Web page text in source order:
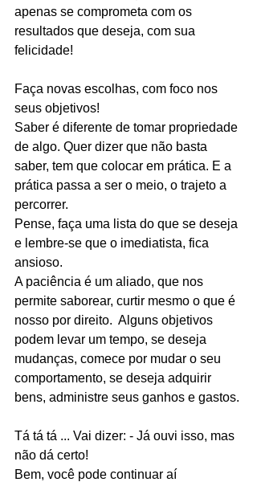
apenas se comprometa com os
resultados que deseja, com sua
felicidade!
Faça novas escolhas, com foco nos
seus objetivos!
Saber é diferente de tomar propriedade
de algo. Quer dizer que não basta
saber, tem que colocar em prática. E a
prática passa a ser o meio, o trajeto a
percorrer.
Pense, faça uma lista do que se deseja
e lembre-se que o imediatista, fica
ansioso.
A paciência é um aliado, que nos
permite saborear, curtir mesmo o que é
nosso por direito.  Alguns objetivos
podem levar um tempo, se deseja
mudanças, comece por mudar o seu
comportamento, se deseja adquirir
bens, administre seus ganhos e gastos.
Tá tá tá ... Vai dizer: - Já ouvi isso, mas
não dá certo!
Bem, você pode continuar aí